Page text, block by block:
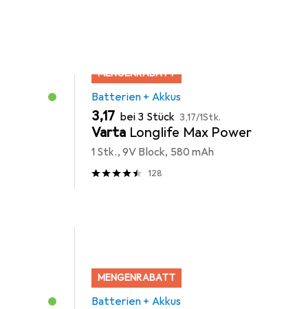
MENGENRABATT
Batterien + Akkus
EUR
3,17 bei 3 Stück EUR
3,17/1Stk.
Varta Longlife Max Power
1 Stk., 9V Block, 580 mAh
128
MENGENRABATT
Batterien + Akkus